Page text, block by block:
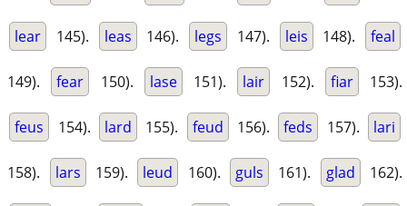
lear 145). leas 146). legs 147). leis 148). feal
149). fear 150). lase 151). lair 152). fiar 153).
feus 154). lard 155). feud 156). feds 157). lari
158). lars 159). leud 160). guls 161). glad 162).